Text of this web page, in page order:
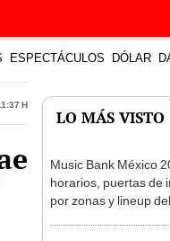
ESPECTÁCULOS DÓLAR
h
LO MÁS VISTO
Music Bank México
horarios, puertas de
por zonas y lineup del